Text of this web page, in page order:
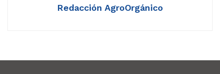
Redacción AgroOrgánico